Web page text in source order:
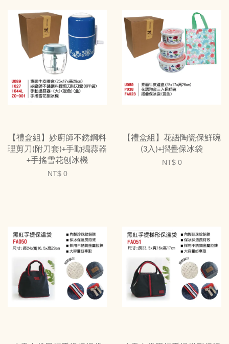
【禮盒組】妙廚師不銹鋼料
理剪刀(附刀套)+手動搗蒜器
+手搖雪花刨冰機
NT$ 0
【禮盒組】花語陶瓷保鮮碗
(3入)+摺疊保冰袋
NT$ 0